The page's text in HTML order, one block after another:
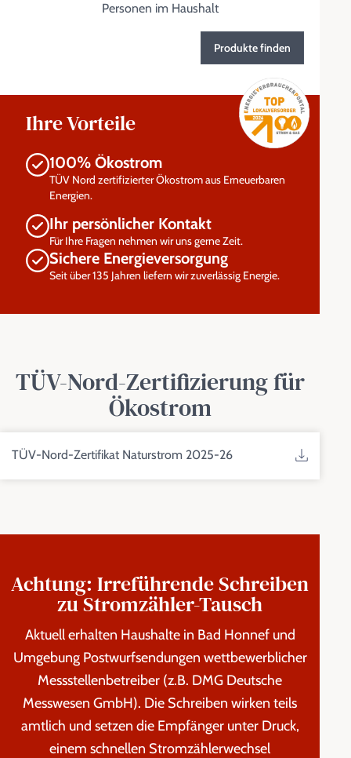
Personen im Haushalt
Produkte finden
Ihre Vorteile
100% Ökostrom
TÜV Nord zertifizierter Ökostrom aus Erneuerbaren
Energien.
Ihr persönlicher Kontakt
Für Ihre Fragen nehmen wir uns gerne Zeit.
Sichere Energieversorgung
Seit über 135 Jahren liefern wir zuverlässig Energie.
TÜV-Nord-Zertifizierung für
Ökostrom
TÜV-Nord-Zertifikat Naturstrom 2025-26
Achtung: Irreführende Schreiben
zu Stromzähler-Tausch
Aktuell erhalten Haushalte in Bad Honnef und
Umgebung Postwurfsendungen wettbewerblicher
Messstellenbetreiber (z.B. DMG Deutsche
Messwesen GmbH). Die Schreiben wirken teils
amtlich und setzen die Empfänger unter Druck,
einem schnellen Stromzählerwechsel